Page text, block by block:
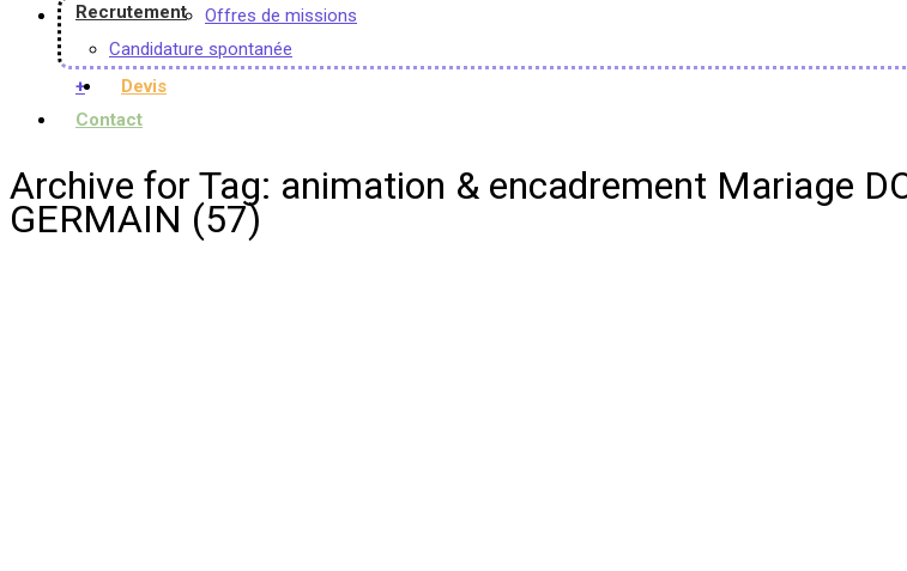
Recrutement
Offres de missions
Candidature spontanée
+
Devis
Contact
Archive for Tag: animation & encadrement Mariage
GERMAIN (57)